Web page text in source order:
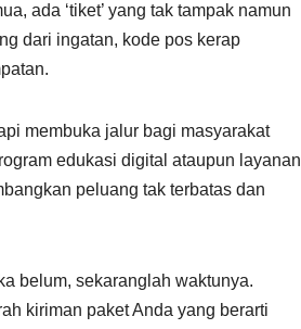
ada ‘tiket’ yang tak tampak namun
dari ingatan, kode pos kerap
membuka jalur bagi masyarakat
edukasi digital ataupun layanan
peluang tak terbatas dan
belum, sekaranglah waktunya.
kiriman paket Anda yang berarti